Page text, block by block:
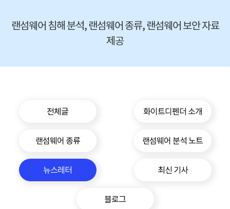
랜섬웨어 침해 분석, 랜섬웨어 종류, 랜섬웨어 보안 자료
제공
전체글 화이트디펜더 소개
랜섬웨어 종류 랜섬웨어 분석 노트
뉴스레터 최신 기사
블로그